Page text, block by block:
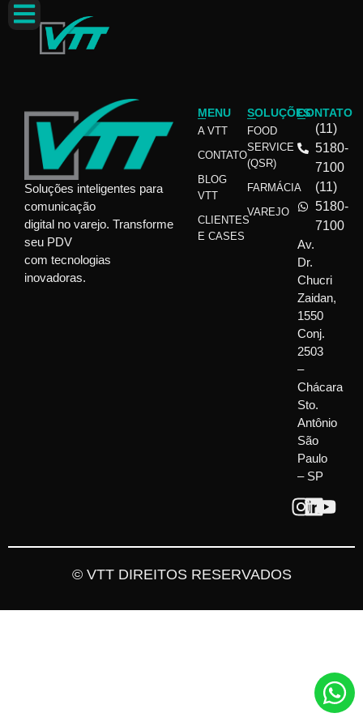
Autor:
Soluções inteligentes para
comunicação
digital no varejo. Transforme
seu PDV
com tecnologias
inovadoras.
MENU
A VTT
CONTATO
BLOG
VTT
CLIENTES
E CASES
SOLUÇÕES
FOOD
SERVICE
(QSR)
FARMÁCIA
VAREJO
CONTATO
(11)
5180-
7100
(11)
5180-
7100
Av.
Dr.
Chucri
Zaidan,
1550
Conj.
2503
–
Chácara
Sto.
Antônio
São
Paulo
– SP
© VTT DIREITOS RESERVADOS